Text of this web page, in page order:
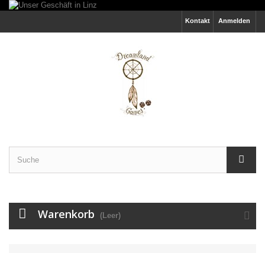
Anmelden
Kontakt
Warenkorb (Leer)